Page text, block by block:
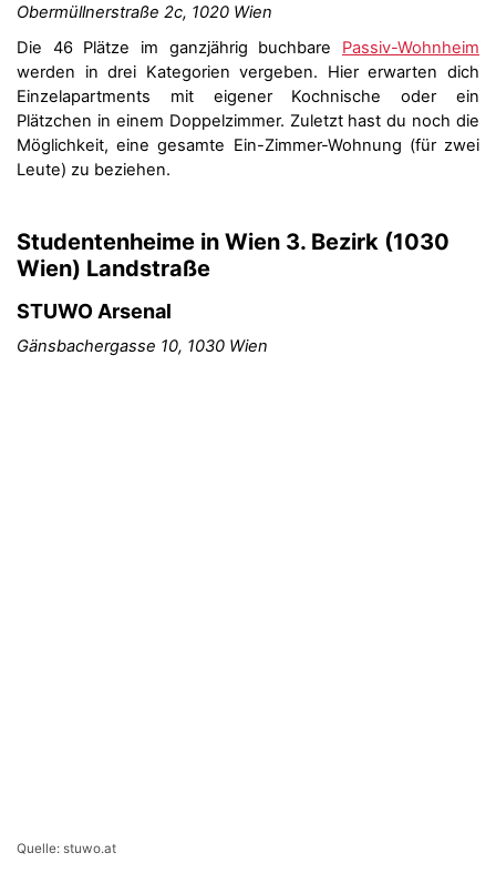
Obermüllnerstraße 2c, 1020 Wien
Die 46 Plätze im ganzjährig buchbare Passiv-Wohnheim
werden in drei Kategorien vergeben. Hier erwarten dich
Einzelapartments mit eigener Kochnische oder ein
Plätzchen in einem Doppelzimmer. Zuletzt hast du noch die
Möglichkeit, eine gesamte Ein-Zimmer-Wohnung (für zwei
Leute) zu beziehen.
Studentenheime in Wien 3. Bezirk (1030
Wien) Landstraße
STUWO Arsenal
Gänsbachergasse 10, 1030 Wien
Quelle: stuwo.at